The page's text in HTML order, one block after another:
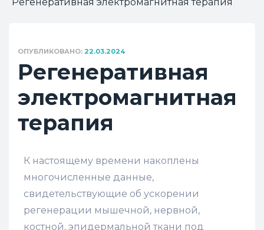
ОПУБЛИКОВАНО: 22.03.2024
Регенеративная
электромагнитная
терапия
К настоящему времени накоплены
многочисленные данные,
свидетельствующие об ускорении
регенерации мышечной, нервной,
костной, эпидермальной ткани под